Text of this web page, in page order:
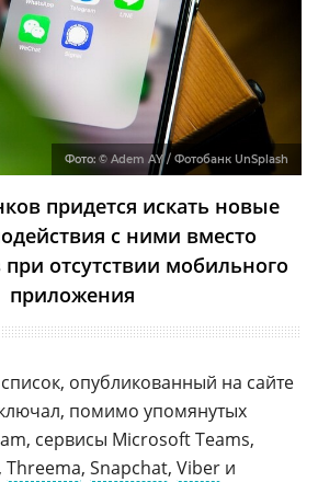
Фото: © Adem AY / Фотобанк UnSplash
придется искать новые
с ними вместо
отсутствии мобильного
приложения
опубликованный на сайте
помимо упомянутых
сервисы Microsoft Teams,
, Threema, Snapchat, Viber и